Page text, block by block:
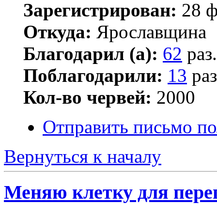
Зарегистрирован: 28
Откуда: Ярославщина
Благодарил (а): 62 раз.
Поблагодарили: 13
Кол-во червей: 2000
Отправить письмо
Вернуться к началу
Меняю клетку для